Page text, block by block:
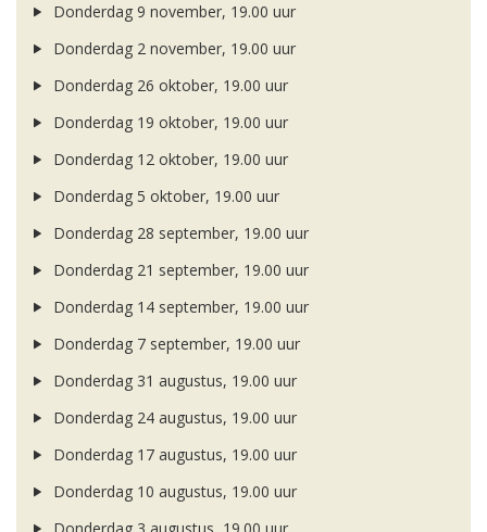
Donderdag 9 november, 19.00 uur
Donderdag 2 november, 19.00 uur
Donderdag 26 oktober, 19.00 uur
Donderdag 19 oktober, 19.00 uur
Donderdag 12 oktober, 19.00 uur
Donderdag 5 oktober, 19.00 uur
Donderdag 28 september, 19.00 uur
Donderdag 21 september, 19.00 uur
Donderdag 14 september, 19.00 uur
Donderdag 7 september, 19.00 uur
Donderdag 31 augustus, 19.00 uur
Donderdag 24 augustus, 19.00 uur
Donderdag 17 augustus, 19.00 uur
Donderdag 10 augustus, 19.00 uur